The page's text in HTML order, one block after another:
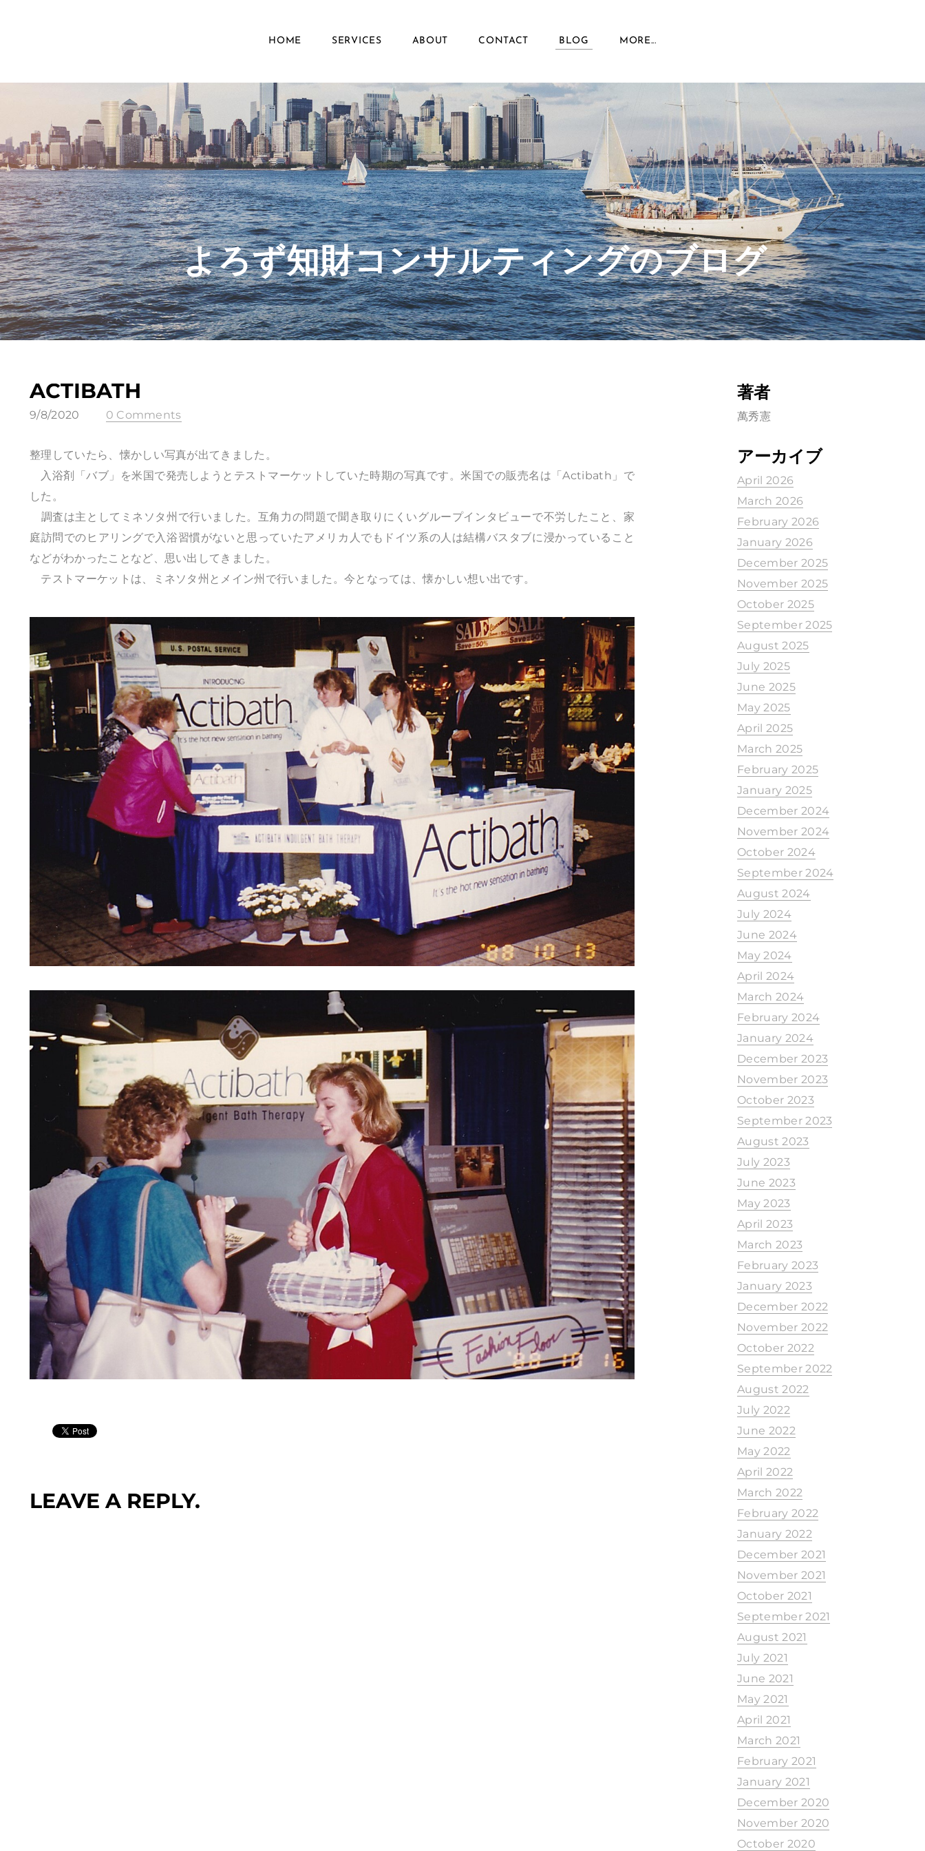
HOME SERVICES ABOUT CONTACT BLOG MORE...
​よろず知財コンサルティングのブログ
ACTIBATH
9/8/2020 0 Comments
整理していたら、懐かしい写真が出てきました。
入浴剤「バブ」を米国で発売しようとテストマーケットしていた時期の写真です。米国での販売名は「Actibath」で
した。
調査は主としてミネソタ州で行いました。互角力の問題で聞き取りにくいグループインタビューで不労したこと、家
庭訪問でのヒアリングで入浴習慣がないと思っていたアメリカ人でもドイツ系の人は結構バスタブに浸かっていること
などがわかったことなど、思い出してきました。
テストマーケットは、ミネソタ州とメイン州で行いました。今となっては、懐かしい想い出です。
LEAVE A REPLY.
著者
萬秀憲
アーカイブ
April 2026
March 2026
February 2026
January 2026
December 2025
November 2025
October 2025
September 2025
August 2025
July 2025
June 2025
May 2025
April 2025
March 2025
February 2025
January 2025
December 2024
November 2024
October 2024
September 2024
August 2024
July 2024
June 2024
May 2024
April 2024
March 2024
February 2024
January 2024
December 2023
November 2023
October 2023
September 2023
August 2023
July 2023
June 2023
May 2023
April 2023
March 2023
February 2023
January 2023
December 2022
November 2022
October 2022
September 2022
August 2022
July 2022
June 2022
May 2022
April 2022
March 2022
February 2022
January 2022
December 2021
November 2021
October 2021
September 2021
August 2021
July 2021
June 2021
May 2021
April 2021
March 2021
February 2021
January 2021
December 2020
November 2020
October 2020